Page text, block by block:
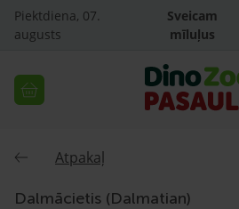
Piektdiena, 07.
augusts
Sveicam
mīluļus
Atpakaļ
Dalmācietis (Dalmatian)